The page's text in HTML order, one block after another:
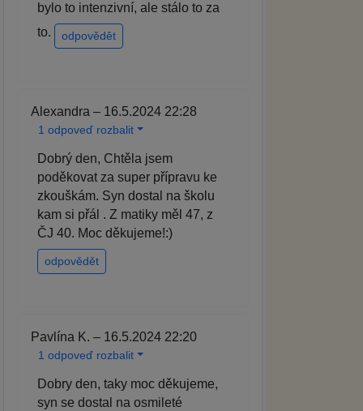
bylo to intenzivní, ale stálo to za
to.
odpovědět
Alexandra – 16.5.2024 22:28
1 odpoveď rozbalit
Dobrý den, Chtěla jsem
poděkovat za super přípravu ke
zkouškám. Syn dostal na školu
kam si přál . Z matiky měl 47, z
ČJ 40. Moc děkujeme!:)
odpovědět
Pavlína K. – 16.5.2024 22:20
1 odpoveď rozbalit
Dobry den, taky moc děkujeme,
syn se dostal na osmileté